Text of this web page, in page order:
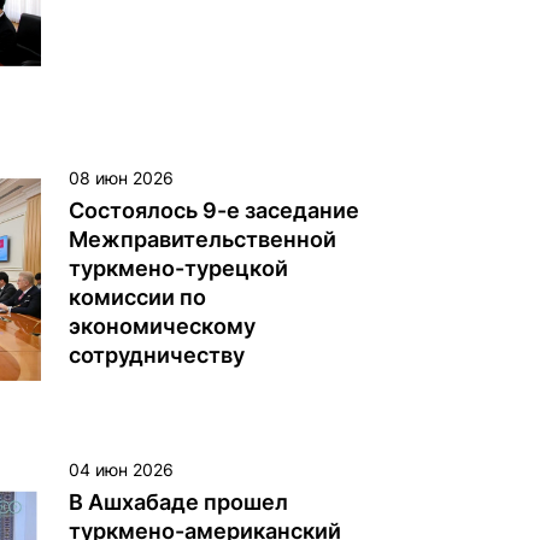
08 июн 2026
Состоялось 9-е заседание
Межправительственной
туркмено-турецкой
комиссии по
экономическому
сотрудничеству
Туркменистана состоялось
девятое заседание
Межправительственной
04 июн 2026
В Ашхабаде прошел
туркмено-американский